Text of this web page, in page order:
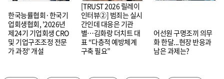
한국능률협회·한국기
업회생협회, '2026년
제24기 기업회생 CRO
및 기업구조조정 전문
가 과정' 개설
[TRUST 2026 릴레이
인터뷰②] 범죄는 실시
간인데 대응은 기관
별…김화랑 더치트 대
표 “다층적 예방체계
구축 필요”
어선원 구명조끼 의무
화 한달...현장 반응과
남은 과제는?